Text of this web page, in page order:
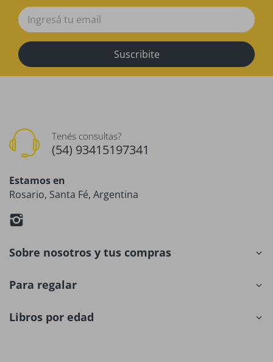
Suscribite
Tenés consultas?
(54) 93415197341
Estamos en
Rosario, Santa Fé, Argentina
Sobre nosotros y tus compras
Para regalar
Libros por edad